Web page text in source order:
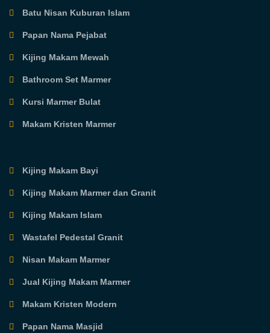
Batu Nisan Kuburan Islam
Papan Nama Pejabat
Kijing Makam Mewah
Bathroom Set Marmer
Kursi Marmer Bulat
Makam Kristen Marmer
Kijing Makam Bayi
Kijing Makam Marmer dan Granit
Kijing Makam Islam
Wastafel Pedestal Granit
Nisan Makam Marmer
Jual Kijing Makam Marmer
Makam Kristen Modern
Papan Nama Masjid